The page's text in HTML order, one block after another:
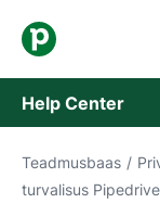
Help Center
Teadmusbaas
Teadmusbaas /
turvalisus